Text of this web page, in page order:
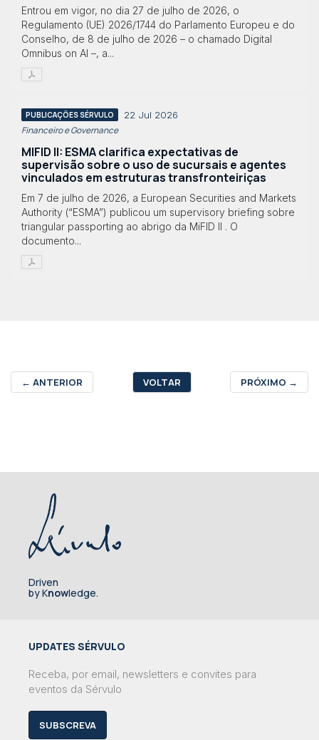
Entrou em vigor, no dia 27 de julho de 2026, o
Regulamento (UE) 2026/1744 do Parlamento Europeu e do
Conselho, de 8 de julho de 2026 – o chamado Digital
Omnibus on AI –, a...
PUBLICAÇÕES SÉRVULO 22 Jul 2026
Financeiro e Governance
MIFID II: ESMA clarifica expectativas de
supervisão sobre o uso de sucursais e agentes
vinculados em estruturas transfronteiriças
Em 7 de julho de 2026, a European Securities and Markets
Authority (“ESMA”) publicou um supervisory briefing sobre
triangular passporting ao abrigo da MiFID II . O
documento...
← ANTERIOR VOLTAR PRÓXIMO →
Driven
by Knowledge.
UPDATES SÉRVULO
Receba, por email, newsletters e convites para
eventos da Sérvulo
SUBSCREVA